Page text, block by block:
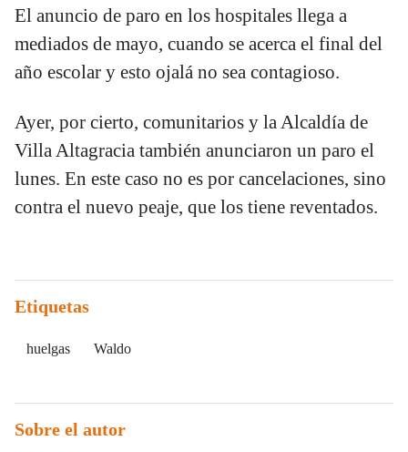
El anuncio de paro en los hospitales llega a
mediados de mayo, cuando se acerca el final del
año escolar y esto ojalá no sea contagioso.
Ayer, por cierto, comunitarios y la Alcaldía de
Villa Altagracia también anunciaron un paro el
lunes. En este caso no es por cancelaciones, sino
contra el nuevo peaje, que los tiene reventados.
Etiquetas
huelgas Waldo
Sobre el autor